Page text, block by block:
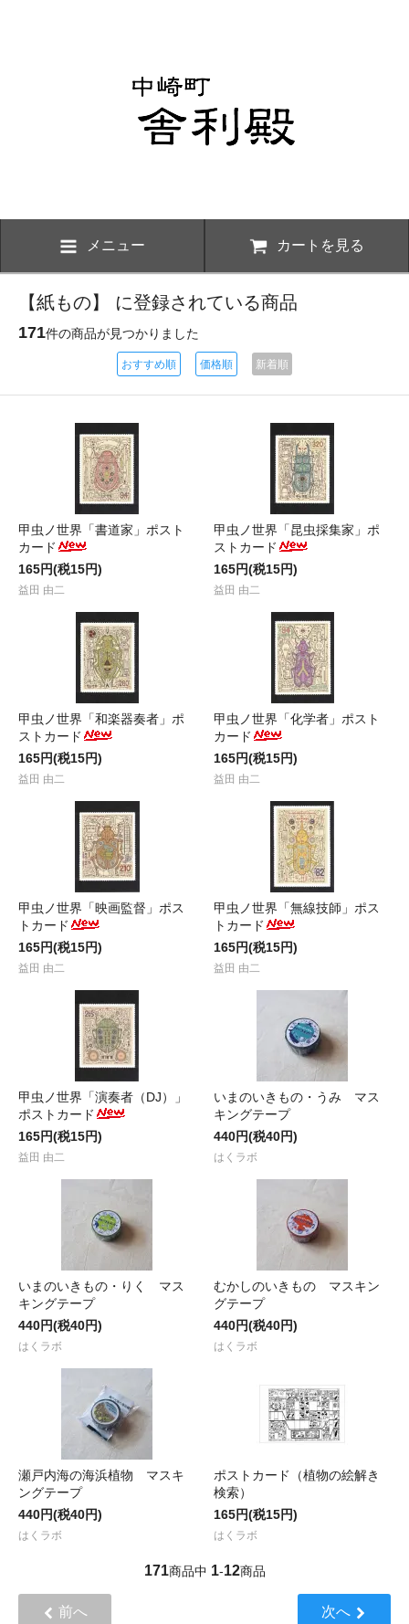
メニュー カートを見る
【紙もの】 に登録されている商品
171件の商品が見つかりました
おすすめ順 価格順 新着順
甲虫ノ世界「書道家」ポスト
カード
165円(税15円)
益田 由二
甲虫ノ世界「昆虫採集家」ポ
ストカード
165円(税15円)
益田 由二
甲虫ノ世界「和楽器奏者」ポ
ストカード
165円(税15円)
益田 由二
甲虫ノ世界「化学者」ポスト
カード
165円(税15円)
益田 由二
甲虫ノ世界「映画監督」ポス
トカード
165円(税15円)
益田 由二
甲虫ノ世界「無線技師」ポス
トカード
165円(税15円)
益田 由二
甲虫ノ世界「演奏者（DJ）」
ポストカード
165円(税15円)
益田 由二
いまのいきもの・うみ マス
キングテープ
440円(税40円)
はくラボ
いまのいきもの・りく マス
キングテープ
440円(税40円)
はくラボ
むかしのいきもの マスキン
グテープ
440円(税40円)
はくラボ
瀬戸内海の海浜植物 マスキ
ングテープ
440円(税40円)
はくラボ
ポストカード（植物の絵解き
検索）
165円(税15円)
はくラボ
171商品中 1-12商品
前へ 次へ